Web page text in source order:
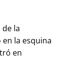
la
la esquina
en